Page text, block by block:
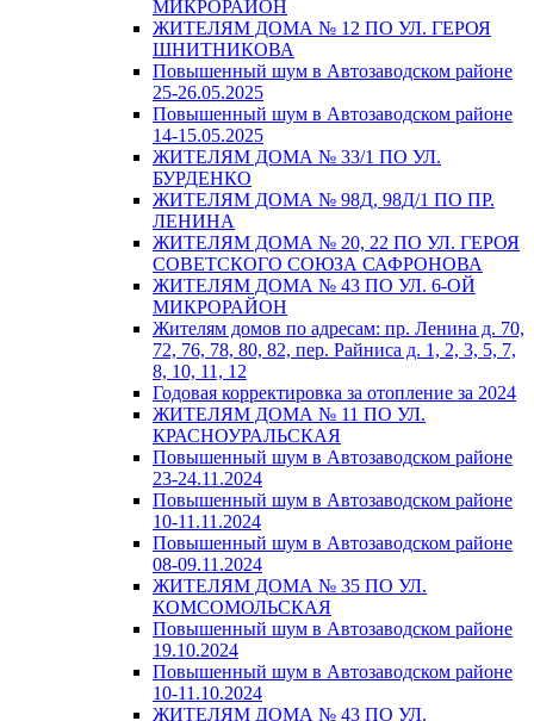
МИКРОРАЙОН
ЖИТЕЛЯМ ДОМА № 12 ПО УЛ. ГЕРОЯ
ШНИТНИКОВА
Повышенный шум в Автозаводском районе
25-26.05.2025
Повышенный шум в Автозаводском районе
14-15.05.2025
ЖИТЕЛЯМ ДОМА № 33/1 ПО УЛ.
БУРДЕНКО
ЖИТЕЛЯМ ДОМА № 98Д, 98Д/1 ПО ПР.
ЛЕНИНА
ЖИТЕЛЯМ ДОМА № 20, 22 ПО УЛ. ГЕРОЯ
СОВЕТСКОГО СОЮЗА САФРОНОВА
ЖИТЕЛЯМ ДОМА № 43 ПО УЛ. 6-ОЙ
МИКРОРАЙОН
Жителям домов по адресам: пр. Ленина д. 70,
72, 76, 78, 80, 82, пер. Райниса д. 1, 2, 3, 5, 7,
8, 10, 11, 12
Годовая корректировка за отопление за 2024
ЖИТЕЛЯМ ДОМА № 11 ПО УЛ.
КРАСНОУРАЛЬСКАЯ
Повышенный шум в Автозаводском районе
23-24.11.2024
Повышенный шум в Автозаводском районе
10-11.11.2024
Повышенный шум в Автозаводском районе
08-09.11.2024
ЖИТЕЛЯМ ДОМА № 35 ПО УЛ.
КОМСОМОЛЬСКАЯ
Повышенный шум в Автозаводском районе
19.10.2024
Повышенный шум в Автозаводском районе
10-11.10.2024
ЖИТЕЛЯМ ДОМА № 43 ПО УЛ.